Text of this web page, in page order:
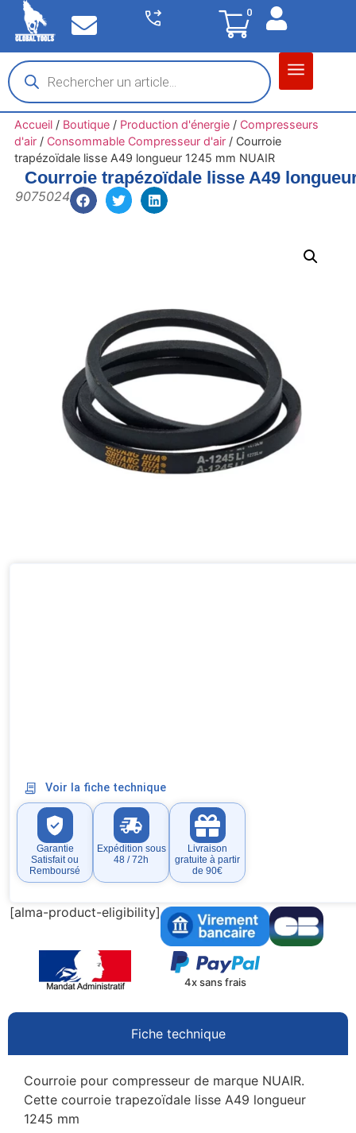
0
Accueil/ Boutique/ Production d'énergie/ Compresseurs
d'air/ Consommable Compresseur d'air/ Courroie
trapézoïdale lisse A49 longueur 1245 mm NUAIR
Courroie trapézoïdale lisse A49
9075024
Voir la fiche technique
Garantie
Satisfait ou
Remboursé
Expédition sous
48 / 72h
Livraison
gratuite à partir
de 90€
[alma-product-eligibility]
4x sans frais
Fiche technique
Courroie pour compresseur de marque NUAIR.
Cette courroie trapezoïdale lisse A49 longueur
1245 mm